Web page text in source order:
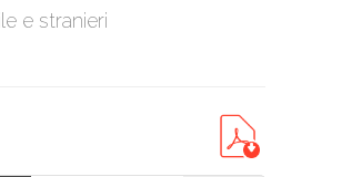
e stranieri